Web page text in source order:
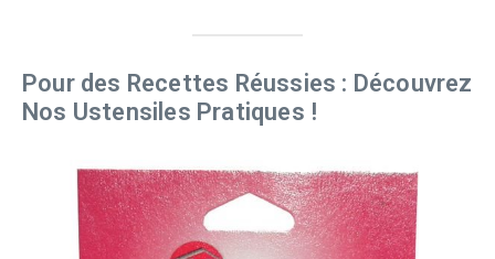
Pour des Recettes Réussies : Découvrez
Nos Ustensiles Pratiques !